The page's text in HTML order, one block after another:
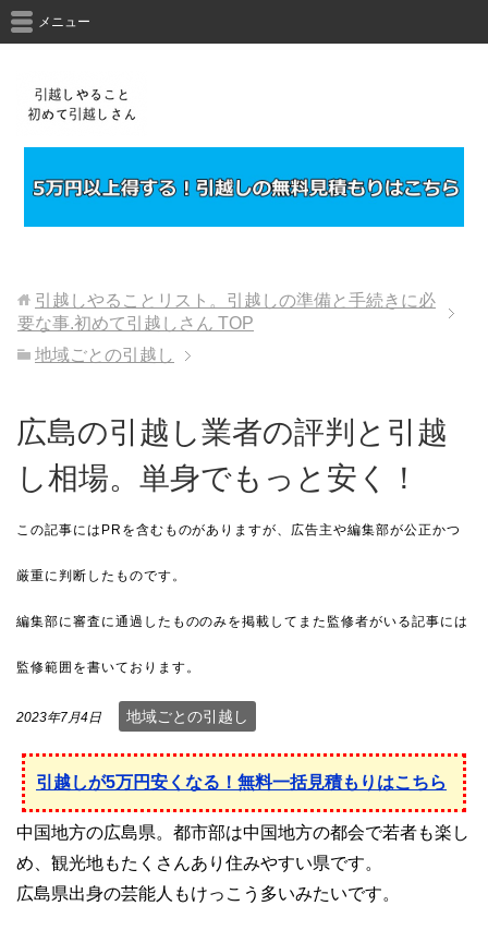
メニュー
引越しやることリスト。引越しの準備と手続きに必
要な事.初めて引越しさん TOP
地域ごとの引越し
広島の引越し業者の評判と引越
し相場。単身でもっと安く！
2023年7月4日 地域ごとの引越し
引越しが5万円安くなる！無料一括見積もりはこちら
中国地方の広島県。都市部は中国地方の都会で若者も楽し
め、観光地もたくさんあり住みやすい県です。
広島県出身の芸能人もけっこう多いみたいです。